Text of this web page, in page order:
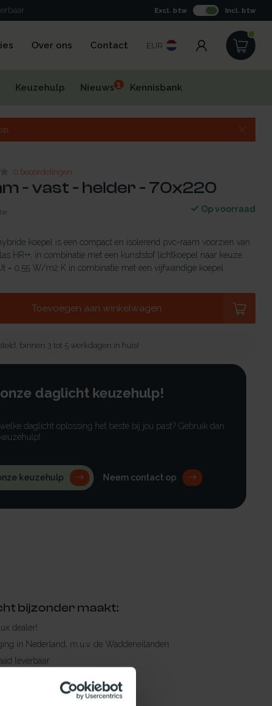
Excl. btw Incl. btw
Over ons Contact EUR
Keuzehulp Nieuws1 Kennisbank
0 beoordelingen
- vast - helder - 70x220
Op voorraad
koepel is een compact en isolerend pvc-raam voorzien van
HR++, in combinatie met een kunststof lichtkoepel naar keuze.
= 0.55 W/m2 K in combinatie met een vijfwandige koepel
Toevoegen aan winkelwagen
binnen 3 tot 5 werkdagen in huis!
daglicht keuzehulp!
daglicht oplossing het beste bij jou past? Gebruik dan
keuzehulp Neem contact op
bijzonder maakt:
dealer!
in Nederland, m.u.v. de Waddeneilanden
leverbaar